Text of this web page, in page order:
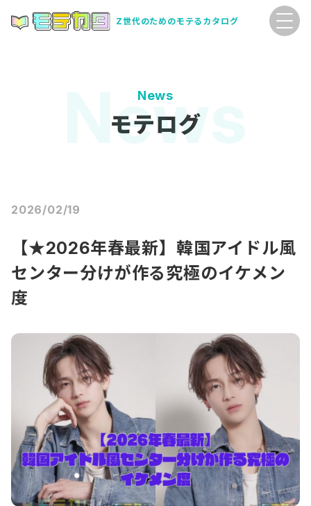
Z世代のためのモテるカタログ
News
モテログ
2026/02/19
【★2026年春最新】韓国アイドル風
センター分けが作る究極のイケメン
度